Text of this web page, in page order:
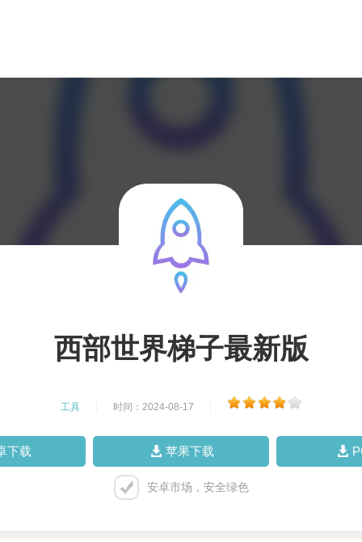
西部世界梯子最新版
工具 时间：2024-08-17
下载 苹果下载
安卓市场，安全绿色